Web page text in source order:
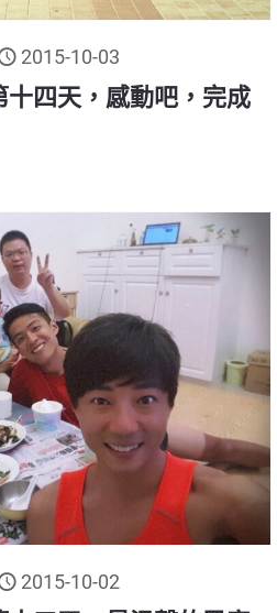
2015-10-03
十四天，感動吧，完成
2015-10-02